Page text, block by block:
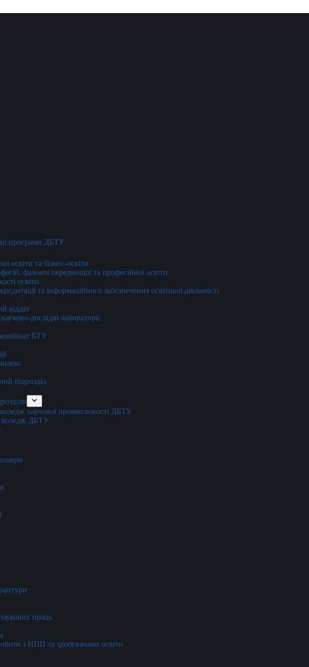
програми ДБТУ
освіти та бізнес-освіти
фахової передвищої та професійної освіти
освіти
та інформаційного забезпечення освітньої діяльності
відділ
дослідні лабораторії
БТУ
підрозділ
харчової промисловості ДБТУ
коледж ДБТУ
праць
з НПП та здобувачами освіти